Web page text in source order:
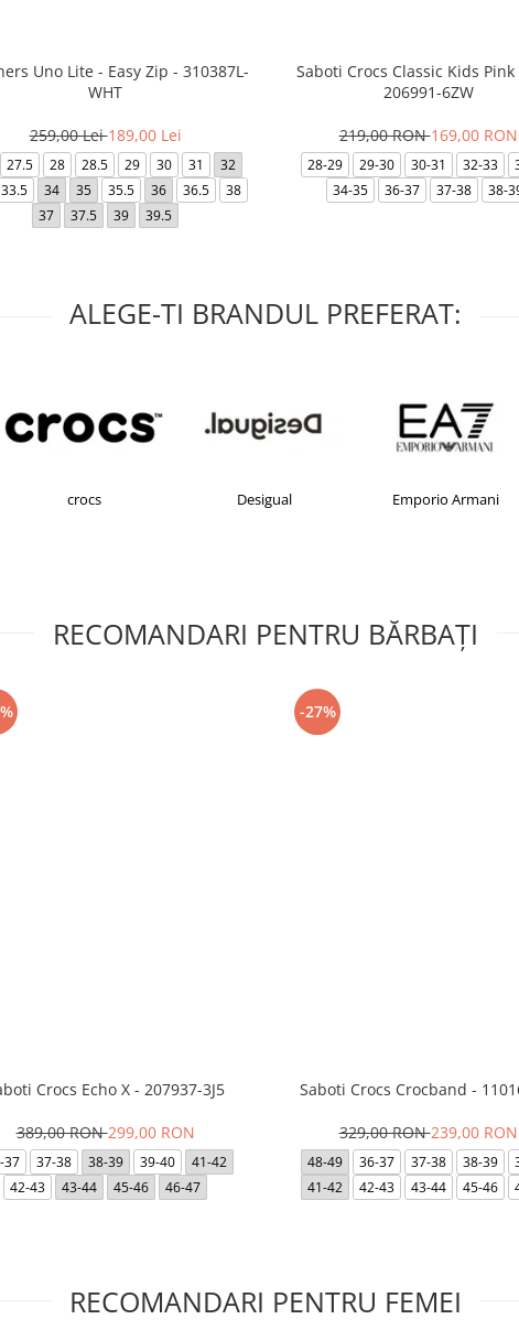
Uno Lite - Easy Zip - 310387L-
WHT
259,00 Lei189,00 Lei
27.5 28 28.5 29 30 31
32
33.5 34 35 35.5 36 36.5
38
37
37.5 39 39.5
Saboti Crocs Classic Kids
206991-6ZW
219,00 RON169,00 RON
28-29 29-30 30-31 32-33
34-35
36-37 37-38 38-
ALEGE-TI BRANDUL PREFERAT:
crocs Desigual Emporio Armani
RECOMANDARI PENTRU BĂRBAŢI
Crocs Echo X - 207937-3J5
389,00 RON299,00 RON
37 37-38 38-39 39-40
41-42
42-43
43-44 45-46 46-47
-27%
Saboti Crocs Crocband -
329,00 RON239,00 RON
48-49 36-37 37-38 38-39
41-42
42-43 43-44 45-46
RECOMANDARI PENTRU FEMEI